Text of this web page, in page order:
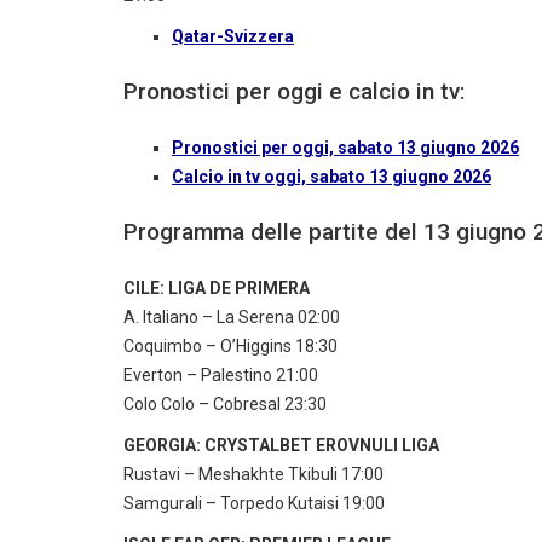
Qatar-Svizzera
Pronostici per oggi e calcio in tv:
Pronostici per oggi, sabato 13 giugno 2026
Calcio in tv oggi, sabato 13 giugno 2026
Programma delle partite del 13 giugno
CILE: LIGA DE PRIMERA
A. Italiano – La Serena 02:00
Coquimbo – O’Higgins 18:30
Everton – Palestino 21:00
Colo Colo – Cobresal 23:30
GEORGIA: CRYSTALBET EROVNULI LIGA
Rustavi – Meshakhte Tkibuli 17:00
Samgurali – Torpedo Kutaisi 19:00